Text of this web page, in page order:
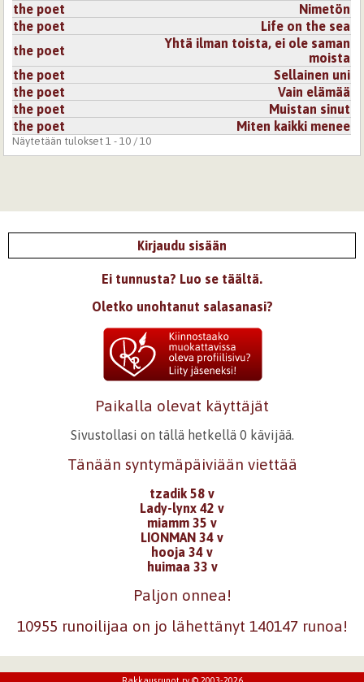
the poet
Nimetön
the poet
Life on the sea
the poet
Yhtä ilman toista, ei ole saman
moista
the poet
Sellainen uni
the poet
Vain elämää
the poet
Muistan sinut
the poet
Miten kaikki menee
Näytetään tulokset 1 - 10 / 10
Kirjaudu sisään
Ei tunnusta? Luo se täältä.
Oletko unohtanut salasanasi?
Paikalla olevat käyttäjät
Sivustollasi on tällä hetkellä 0 kävijää.
Tänään syntymäpäiviään viettää
tzadik 58 v
Lady-lynx 42 v
miamm 35 v
LIONMAN 34 v
hooja 34 v
huimaa 33 v
Paljon onnea!
10955 runoilijaa on jo lähettänyt 140147 runoa!